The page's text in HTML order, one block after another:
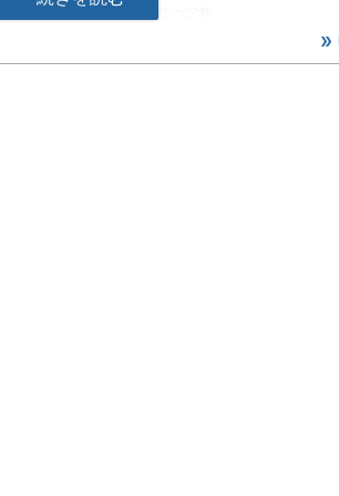
社による調査」である旨の記載